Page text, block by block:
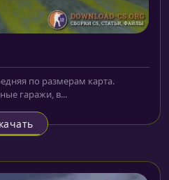
по размерам карта.
гаражи, в...